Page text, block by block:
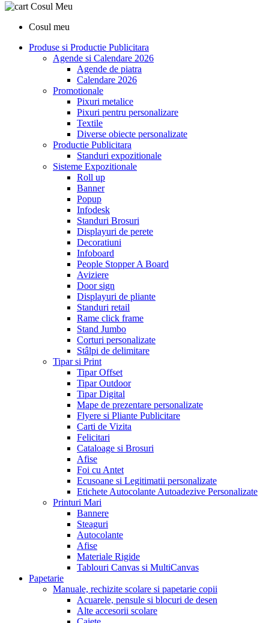
Cosul Meu
Cosul meu
Produse si Productie Publicitara
Agende si Calendare 2026
Agende de piatra
Calendare 2026
Promotionale
Pixuri metalice
Pixuri pentru personalizare
Textile
Diverse obiecte personalizate
Productie Publicitara
Standuri expozitionale
Sisteme Expozitionale
Roll up
Banner
Popup
Infodesk
Standuri Brosuri
Displayuri de perete
Decoratiuni
Infoboard
People Stopper A Board
Aviziere
Door sign
Displayuri de pliante
Standuri retail
Rame click frame
Stand Jumbo
Corturi personalizate
Stâlpi de delimitare
Tipar si Print
Tipar Offset
Tipar Outdoor
Tipar Digital
Mape de prezentare personalizate
Flyere si Pliante Publicitare
Carti de Vizita
Felicitari
Cataloage si Brosuri
Afise
Foi cu Antet
Ecusoane si Legitimatii personalizate
Etichete Autocolante Autoadezive Personalizate
Printuri Mari
Bannere
Steaguri
Autocolante
Afise
Materiale Rigide
Tablouri Canvas si MultiCanvas
Papetarie
Manuale, rechizite scolare si papetarie copii
Acuarele, pensule si blocuri de desen
Alte accesorii scolare